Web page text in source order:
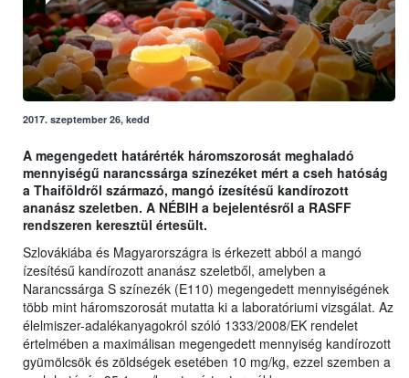
2017. szeptember 26, kedd
A megengedett határérték háromszorosát meghaladó
mennyiségű narancssárga színezéket mért a cseh hatóság
a Thaiföldről származó, mangó ízesítésű kandírozott
ananász szeletben. A NÉBIH a bejelentésről a RASFF
rendszeren keresztül értesült.
Szlovákiába és Magyarországra is érkezett abból a mangó
ízesítésű kandírozott ananász szeletből, amelyben a
Narancssárga S színezék (E110) megengedett mennyiségének
több mint háromszorosát mutatta ki a laboratóriumi vizsgálat. Az
élelmiszer-adalékanyagokról szóló 1333/2008/EK rendelet
értelmében a maximálisan megengedett mennyiség kandírozott
gyümölcsök és zöldségek esetében 10 mg/kg, ezzel szemben a